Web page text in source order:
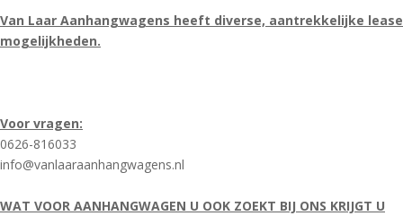
Van Laar Aanhangwagens heeft diverse, aantrekkelijke lease
mogelijkheden.
Voor vragen:
0626-816033
info@vanlaaraanhangwagens.nl
WAT VOOR AANHANGWAGEN U OOK ZOEKT BIJ ONS KRIJGT U